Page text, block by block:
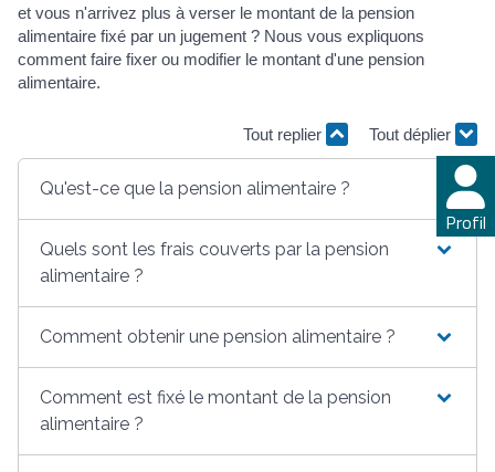
Profil
et vous n'arrivez plus à verser le montant de la pension
alimentaire fixé par un jugement ? Nous vous expliquons
comment faire fixer ou modifier le montant d'une pension
alimentaire.
Tout replier Tout déplier
Qu'est-ce que la pension alimentaire ?
Quels sont les frais couverts par la pension
alimentaire ?
Comment obtenir une pension alimentaire ?
Comment est fixé le montant de la pension
alimentaire ?